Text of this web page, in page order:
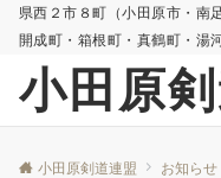
県西２市８町（小田原市・南
開成町・箱根町・真鶴町・湯
小田原
小田原剣道連盟 お知らせ